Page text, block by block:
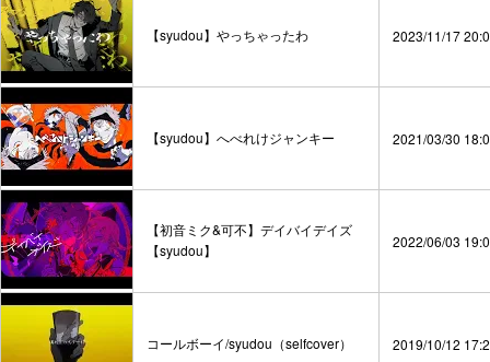
【syudou】やっちゃったわ 2023/11/17
【syudou】へべれけジャンキー 2021/03/30
【初音ミク&可不】デイバイデイズ
【syudou】
2022/06/03
コールボーイ/syudou（selfcover） 2019/10/12